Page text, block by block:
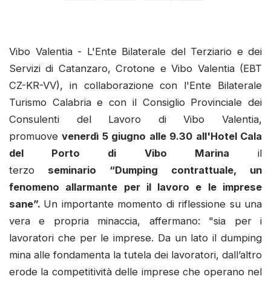
Vibo Valentia - L'Ente Bilaterale del Terziario e dei
Servizi di Catanzaro, Crotone e Vibo Valentia (EBT
CZ-KR-VV), in collaborazione con l'Ente Bilaterale
Turismo Calabria e con il Consiglio Provinciale dei
Consulenti del Lavoro di Vibo Valentia,
promuovevenerdì 5 giugno alle 9.30 all'Hotel Cala
del Porto di Vibo Marina il
terzo seminario “Dumping contrattuale, un
fenomeno allarmante per il lavoro e le imprese
sane”. Un importante momento di riflessione su una
vera e propria minaccia, affermano: "sia per i
lavoratori che per le imprese. Da un lato il dumping
mina alle fondamenta la tutela dei lavoratori, dall’altro
erode la competitività delle imprese che operano nel